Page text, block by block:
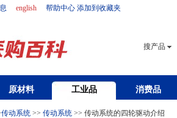
english 帮助中心 添加到收藏夹
搜产品
原材料 工业品 消费品
传动系统 >> 传动系统 >> 传动系统的四轮驱动介绍